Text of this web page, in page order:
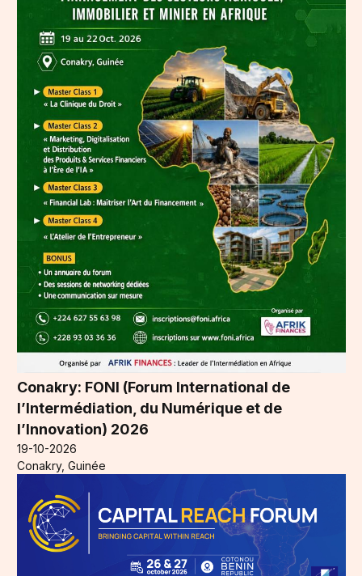
Conakry: FONI (Forum International de
l’Intermédiation, du Numérique et de
l’Innovation) 2026
19-10-2026
Conakry, Guinée